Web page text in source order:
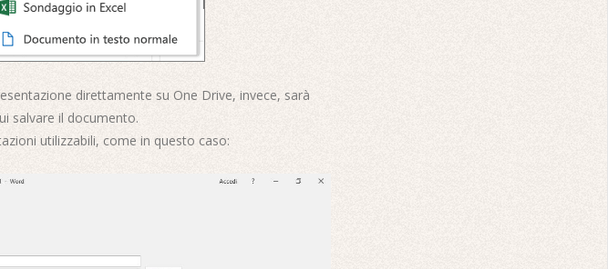
direttamente su One Drive, invece, sarà
salvare il documento.
utilizzabili, come in questo caso: